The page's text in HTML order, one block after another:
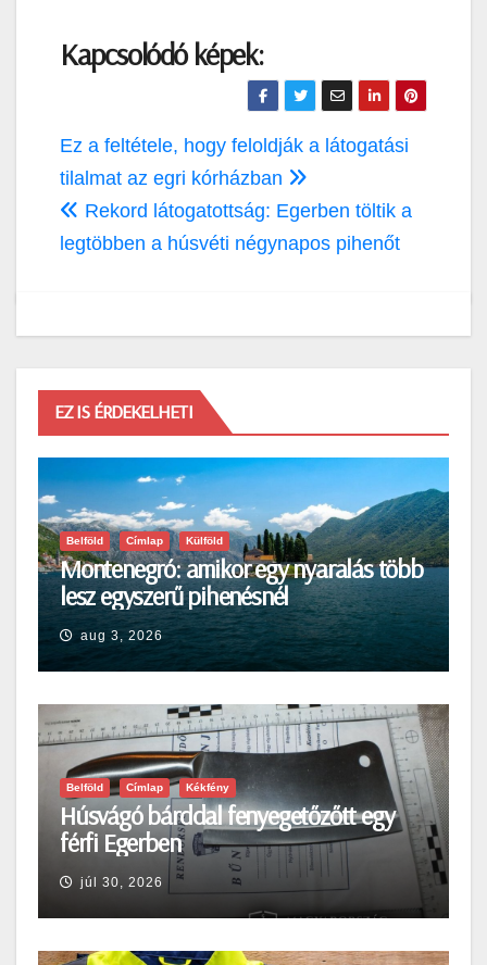
Kapcsolódó képek:
Bejegyzés
navigáció
Ez a feltétele, hogy feloldják a látogatási
tilalmat az egri kórházban
Rekord látogatottság: Egerben töltik a
legtöbben a húsvéti négynapos pihenőt
EZ IS ÉRDEKELHETI
Belföld Címlap Külföld
Montenegró: amikor egy nyaralás több
lesz egyszerű pihenésnél
aug 3, 2026
Belföld Címlap Kékfény
Húsvágó bárddal fenyegetőzőtt egy
férfi Egerben
júl 30, 2026